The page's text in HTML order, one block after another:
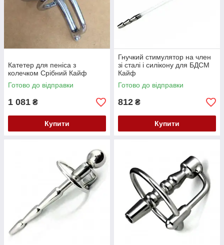
Катетер для пеніса з
колечком Срібний Кайф
Готово до відправки
1 081 ₴
Купити
Гнучкий стимулятор на член
зі сталі і силікону для БДСМ
Кайф
Готово до відправки
812 ₴
Купити